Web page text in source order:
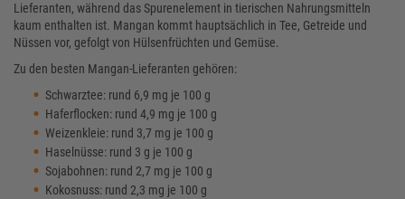
Lieferanten, während das Spurenelement in tierischen Nahrungsmitteln
kaum enthalten ist. Mangan kommt hauptsächlich in Tee, Getreide und
Nüssen vor, gefolgt von Hülsenfrüchten und Gemüse.
Zu den besten Mangan-Lieferanten gehören:
Schwarztee: rund 6,9 mg je 100 g
Haferflocken: rund 4,9 mg je 100 g
Weizenkleie: rund 3,7 mg je 100 g
Haselnüsse: rund 3 g je 100 g
Sojabohnen: rund 2,7 mg je 100 g
Kokosnuss: rund 2,3 mg je 100 g